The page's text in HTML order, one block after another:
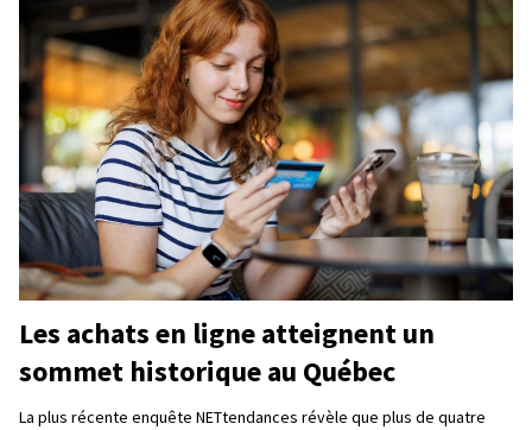
Les achats en ligne atteignent un
sommet historique au Québec
La plus récente enquête NETtendances révèle que plus de quatre